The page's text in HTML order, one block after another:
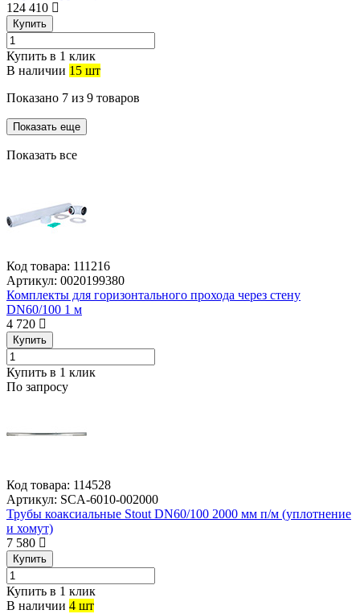
124 410
Купить
Купить в 1 клик
В наличии 15 шт
Показано 7 из 9 товаров
Показать еще
Показать все
Код товара: 111216
Артикул: 0020199380
Комплекты для горизонтального прохода через стену
DN60/100 1 м
4 720
Купить
Купить в 1 клик
По запросу
Код товара: 114528
Артикул: SCA-6010-002000
Трубы коаксиальные Stout DN60/100 2000 мм п/м (уплотнение
и хомут)
7 580
Купить
Купить в 1 клик
В наличии 4 шт